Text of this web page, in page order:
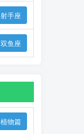
射手座
双鱼座
植物篇